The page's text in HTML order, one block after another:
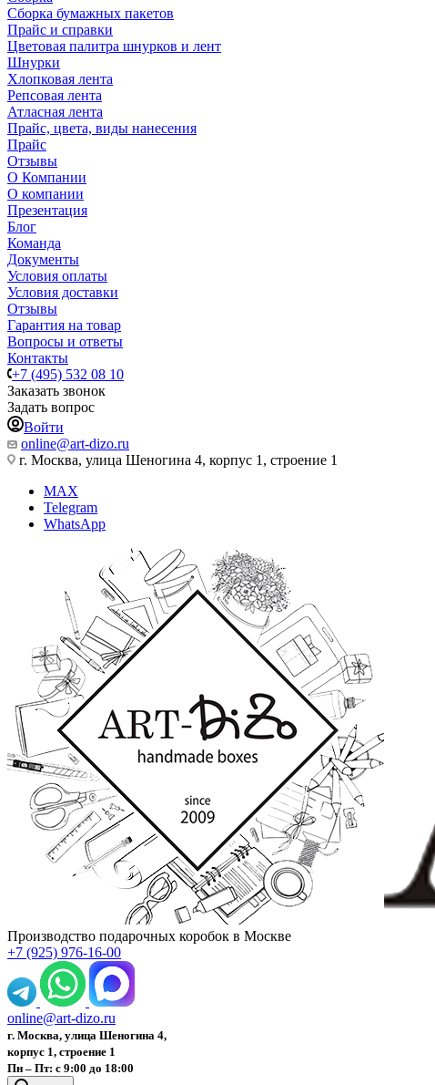
Сборка бумажных пакетов
Прайс и справки
Цветовая палитра шнурков и лент
Шнурки
Хлопковая лента
Репсовая лента
Атласная лента
Прайс, цвета, виды нанесения
Прайс
Отзывы
О Компании
О компании
Презентация
Блог
Команда
Документы
Условия оплаты
Условия доставки
Отзывы
Гарантия на товар
Вопросы и ответы
Контакты
+7 (495) 532 08 10
Заказать звонок
Задать вопрос
Войти
online@art-dizo.ru
г. Москва, улица Шеногина 4, корпус 1, строение 1
MAX
Telegram
WhatsApp
Производство подарочных коробок в Москве
+7 (925) 976-16-00
online@art-dizo.ru
г. Москва, улица Шеногина 4,
корпус 1, строение 1
Пн – Пт: с 9:00 до 18:00